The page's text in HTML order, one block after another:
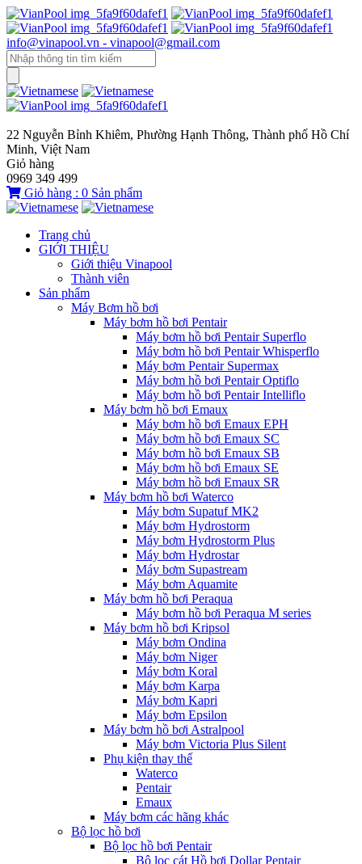
info@vinapool.vn - vinapool@gmail.com
22 Nguyễn Bỉnh Khiêm, Phường Hạnh Thông, Thành phố Hồ Chí
Minh, Việt Nam
Giỏ hàng
0969 349 499
Giỏ hàng : 0 Sản phẩm
Trang chủ
GIỚI THIỆU
Giới thiệu Vinapool
Thành viên
Sản phẩm
Máy Bơm hồ bơi
Máy bơm hồ bơi Pentair
Máy bơm hồ bơi Pentair Superflo
Máy bơm hồ bơi Pentair Whisperflo
Máy bơm Pentair Supermax
Máy bơm hồ bơi Pentair Optiflo
Máy bơm hồ bơi Pentair Intelliflo
Máy bơm hồ bơi Emaux
Máy bơm hồ bơi Emaux EPH
Máy bơm hồ bơi Emaux SC
Máy bơm hồ bơi Emaux SB
Máy bơm hồ bơi Emaux SE
Máy bơm hồ bơi Emaux SR
Máy bơm hồ bơi Waterco
Máy bơm Supatuf MK2
Máy bơm Hydrostorm
Máy bơm Hydrostorm Plus
Máy bơm Hydrostar
Máy bơm Supastream
Máy bơm Aquamite
Máy bơm hồ bơi Peraqua
Máy bơm hồ bơi Peraqua M series
Máy bơm hồ bơi Kripsol
Máy bơm Ondina
Máy bơm Niger
Máy bơm Koral
Máy bơm Karpa
Máy bơm Kapri
Máy bơm Epsilon
Máy bơm hồ bơi Astralpool
Máy bơm Victoria Plus Silent
Phụ kiện thay thế
Waterco
Pentair
Emaux
Máy bơm các hãng khác
Bộ lọc hồ bơi
Bộ lọc hồ bơi Pentair
Bộ lọc cát Hồ bơi Dollar Pentair